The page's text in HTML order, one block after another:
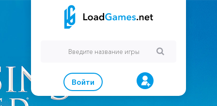
Войти